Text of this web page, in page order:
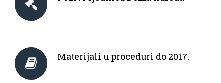
Materijali u proceduri do 2017.